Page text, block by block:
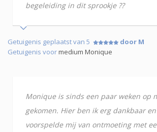
begeleiding in dit sprookje ??
Getuigenis geplaatst van 5
door M
Getuigenis voormedium Monique
Monique is sinds een paar weken op
gekomen. Hier ben ik erg dankbaar
voorspelde mij van ontmoeting met